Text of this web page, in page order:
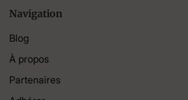
Navigation
Blog
À propos
Partenaires